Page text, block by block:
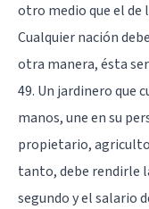
otro medio que el de
Cualquier nación
otra manera, ésta
49. Un jardinero que
manos, une en su
propietario,
tanto, debe rendirle
segundo y el salario